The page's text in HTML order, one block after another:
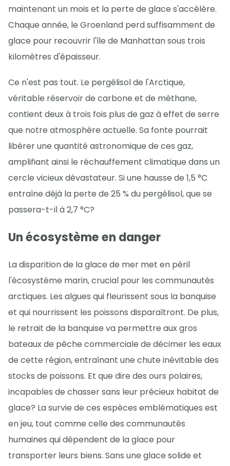
maintenant un mois et la perte de glace s'accélère.
Chaque année, le Groenland perd suffisamment de
glace pour recouvrir l'île de Manhattan sous trois
kilomètres d'épaisseur.
Ce n'est pas tout. Le pergélisol de l'Arctique,
véritable réservoir de carbone et de méthane,
contient deux à trois fois plus de gaz à effet de serre
que notre atmosphère actuelle. Sa fonte pourrait
libérer une quantité astronomique de ces gaz,
amplifiant ainsi le réchauffement climatique dans un
cercle vicieux dévastateur. Si une hausse de 1,5 °C
entraîne déjà la perte de 25 % du pergélisol, que se
passera-t-il à 2,7 °C?
Un écosystème en danger
La disparition de la glace de mer met en péril
l'écosystème marin, crucial pour les communautés
arctiques. Les algues qui fleurissent sous la banquise
et qui nourrissent les poissons disparaîtront. De plus,
le retrait de la banquise va permettre aux gros
bateaux de pêche commerciale de décimer les eaux
de cette région, entraînant une chute inévitable des
stocks de poissons. Et que dire des ours polaires,
incapables de chasser sans leur précieux habitat de
glace? La survie de ces espèces emblématiques est
en jeu, tout comme celle des communautés
humaines qui dépendent de la glace pour
transporter leurs biens. Sans une glace solide et